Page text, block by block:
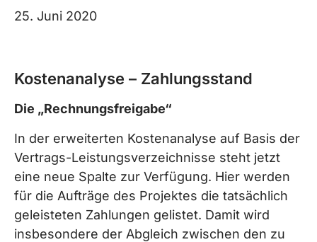
25. Juni 2020
Kostenanalyse – Zahlungsstand
Die „Rechnungsfreigabe“
In der erweiterten Kostenanalyse auf Basis der
Vertrags-Leistungsverzeichnisse steht jetzt
eine neue Spalte zur Verfügung. Hier werden
für die Aufträge des Projektes die tatsächlich
geleisteten Zahlungen gelistet. Damit wird
insbesondere der Abgleich zwischen den zu